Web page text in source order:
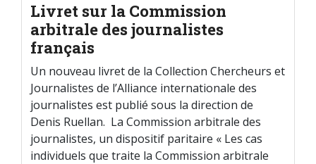
Livret sur la Commission
arbitrale des journalistes
français
Un nouveau livret de la Collection Chercheurs et
Journalistes de l’Alliance internationale des
journalistes est publié sous la direction de
Denis Ruellan. La Commission arbitrale des
journalistes, un dispositif paritaire « Les cas
individuels que traite la Commission arbitrale